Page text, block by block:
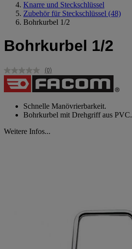
Knarre und Steckschlüssel
Zubehör für Steckschlüssel (48)
Bohrkurbel 1/2
Bohrkurbel 1/2
Kein
Beurteilungswert.
Link
derselben
Seite.
(0)
Schnelle Manövrierbarkeit.
Bohrkurbel mit Drehgriff aus PVC.
Weitere Infos...